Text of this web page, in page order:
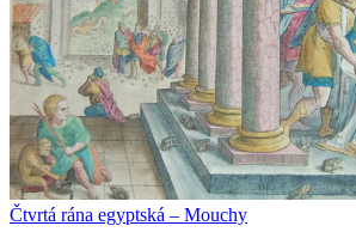
Čtvrtá rána egyptská – Mouchy